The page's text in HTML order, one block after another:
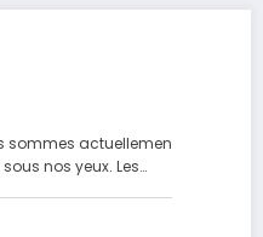
sommes actuellemen
nos yeux. Les…